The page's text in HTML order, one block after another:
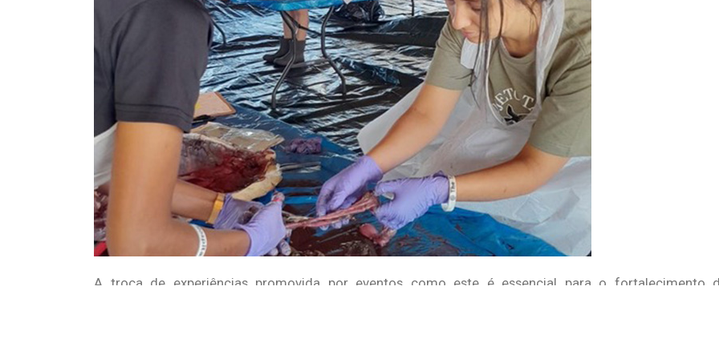
A troca de experiências promovida por eventos como este é essencial para o fortalecimento